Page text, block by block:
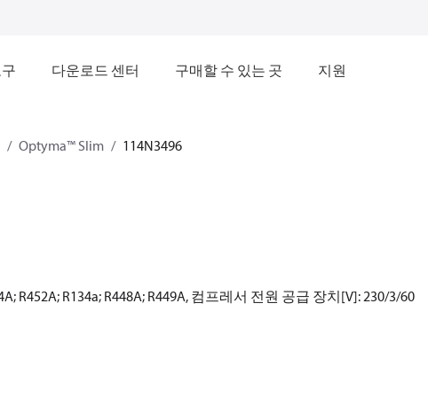
다운로드 센터 구매할 수 있는 곳 지원
Optyma™ Slim 114N3496
R452A; R134a; R448A; R449A, 컴프레서 전원 공급 장치[V]: 230/3/60